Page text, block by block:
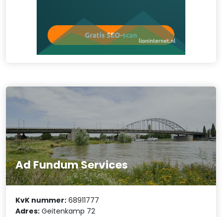
Ad Fundum Services
KvK nummer: 68911777
Adres: Geitenkamp 72